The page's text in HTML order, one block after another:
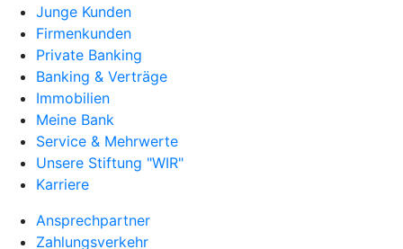
Junge Kunden
Firmenkunden
Private Banking
Banking & Verträge
Immobilien
Meine Bank
Service & Mehrwerte
Unsere Stiftung "WIR"
Karriere
Ansprechpartner
Zahlungsverkehr